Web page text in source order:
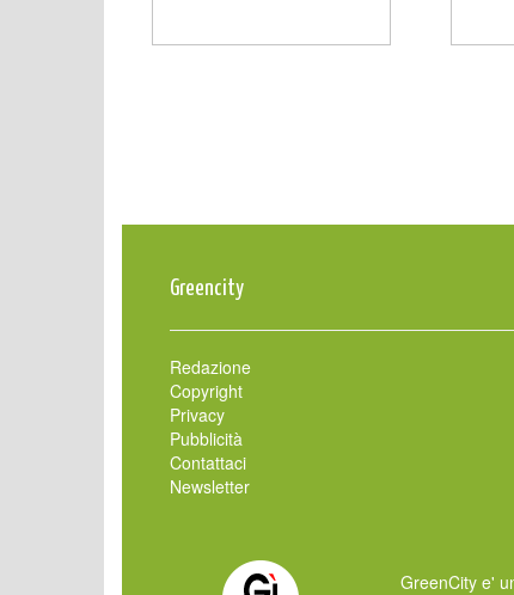
Greencity
Redazione
Copyright
Privacy
Pubblicità
Contattaci
Newsletter
GreenCity e'